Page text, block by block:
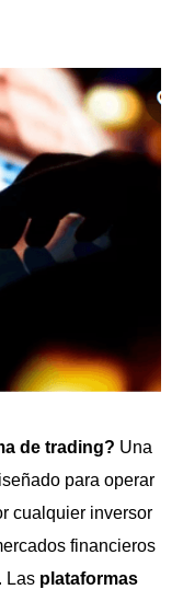
de trading? Una
para operar
cualquier inversor
financieros
Las plataformas